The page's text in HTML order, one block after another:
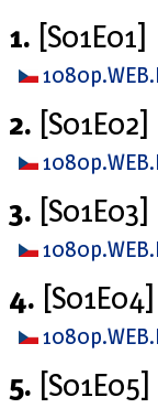
1. [S01E01]
2. [S01E02]
3. [S01E03]
4. [S01E04]
5. [S01E05]